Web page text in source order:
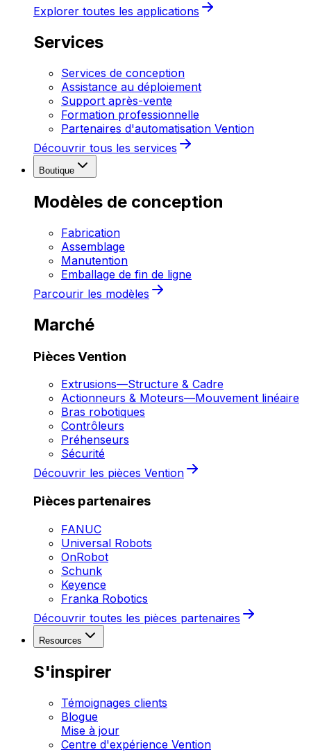
Explorer toutes les applications
Services
Services de conception
Assistance au déploiement
Support après-vente
Formation professionnelle
Partenaires d'automatisation Vention
Découvrir tous les services
Boutique
Modèles de conception
Fabrication
Assemblage
Manutention
Emballage de fin de ligne
Parcourir les modèles
Marché
Pièces Vention
Extrusions—Structure & Cadre
Actionneurs & Moteurs—Mouvement linéaire
Bras robotiques
Contrôleurs
Préhenseurs
Sécurité
Découvrir les pièces Vention
Pièces partenaires
FANUC
Universal Robots
OnRobot
Schunk
Keyence
Franka Robotics
Découvrir toutes les pièces partenaires
Resources
S'inspirer
Témoignages clients
Blogue
Mise à jour
Centre d'expérience Vention